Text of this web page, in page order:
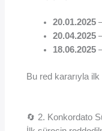
20.01.2025
20.04.2025
18.06.2025
Bu red kararıyla
🔄 2. Konkordato